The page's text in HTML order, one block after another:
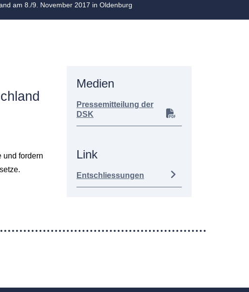
am 8./9. November 2017 in Oldenburg
und fordern
Medien
Pressemitteilung der
DSK
Link
Entschliessungen